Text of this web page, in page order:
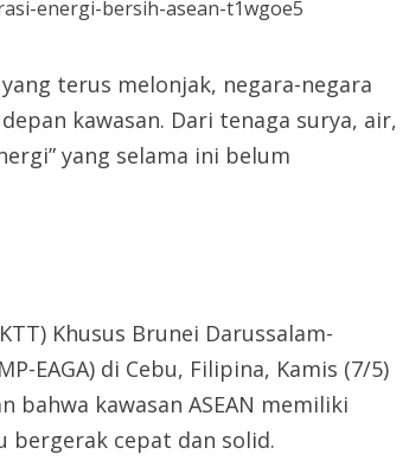
terus melonjak, negara-negara
kawasan. Dari tenaga surya, air,
yang selama ini belum
Khusus Brunei Darussalam-
EAGA) di Cebu, Filipina, Kamis (7/5)
bahwa kawasan ASEAN memiliki
bergerak cepat dan solid.